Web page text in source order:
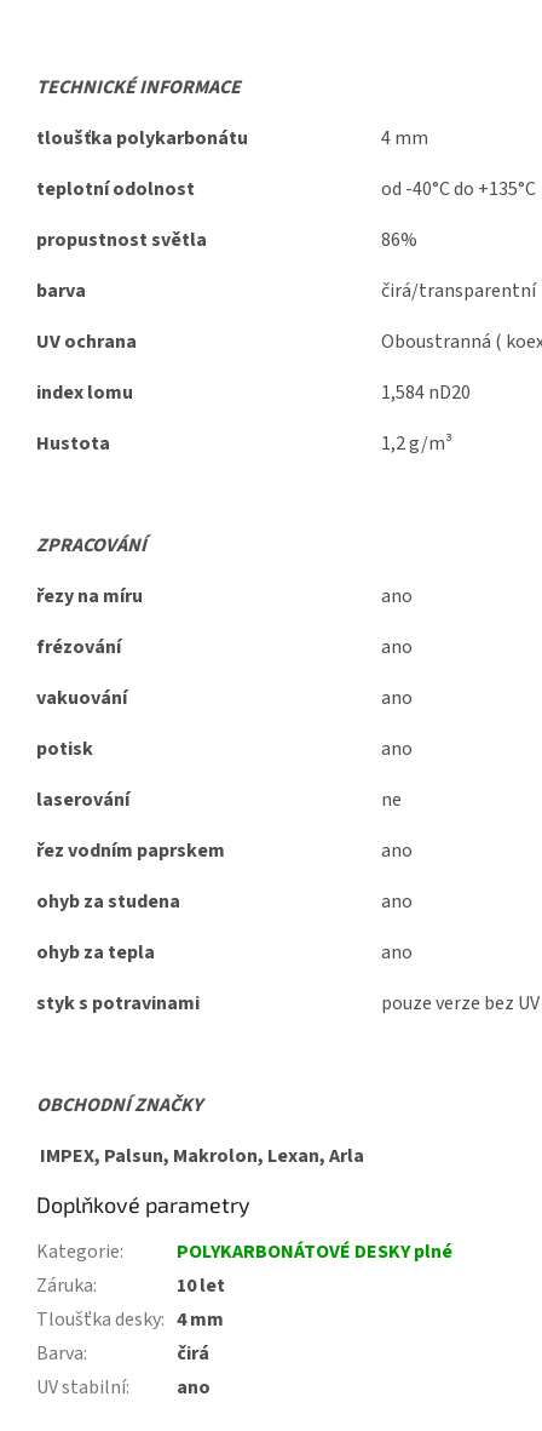
TECHNICKÉ INFORMACE
tloušťka polykarbonátu
4 mm
teplotní odolnost
od -40°C do +135°C
propustnost světla
86%
barva
čirá/transparentní
UV ochrana
Oboustranná (
index lomu
1,584 nD20
Hustota
1,2 g/m³
ZPRACOVÁNÍ
řezy na míru
ano
frézování
ano
vakuování
ano
potisk
ano
laserování
ne
řez vodním paprskem
ano
ohyb za studena
ano
ohyb za tepla
ano
styk s potravinami
pouze verze bez UV
OBCHODNÍ ZNAČKY
IMPEX, Palsun, Makrolon, Lexan, Arla
Doplňkové parametry
Kategorie:
POLYKARBONÁTOVÉ DESKY plné
Záruka:
10 let
Tloušťka desky: 4 mm
Barva:
čirá
UV stabilní: ano